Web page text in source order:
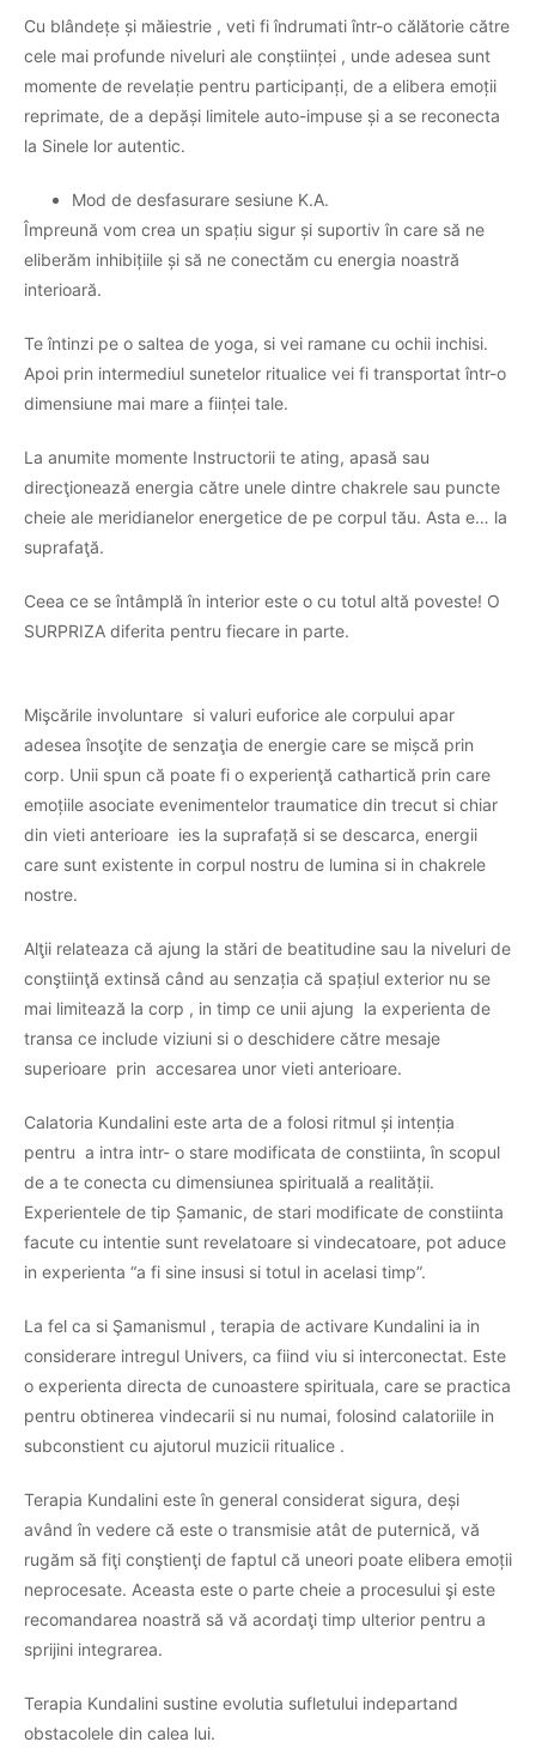
Cu blândețe și măiestrie , veti fi îndrumati într-o călătorie către
cele mai profunde niveluri ale conștiinței , unde adesea sunt
momente de revelație pentru participanți, de a elibera emoții
reprimate, de a depăși limitele auto-impuse și a se reconecta
la Sinele lor autentic.
Mod de desfasurare sesiune K.A.
Împreună vom crea un spațiu sigur și suportiv în care să ne
eliberăm inhibițiile și să ne conectăm cu energia noastră
interioară.
Te întinzi pe o saltea de yoga, si vei ramane cu ochii inchisi.
Apoi prin intermediul sunetelor ritualice vei fi transportat într-o
dimensiune mai mare a ființei tale.
La anumite momente Instructorii te ating, apasă sau
direcţionează energia către unele dintre chakrele sau puncte
cheie ale meridianelor energetice de pe corpul tău. Asta e… la
suprafaţă.
Ceea ce se întâmplă în interior este o cu totul altă poveste! O
SURPRIZA diferita pentru fiecare in parte.
Mişcările involuntare si valuri euforice ale corpului apar
adesea însoţite de senzaţia de energie care se mișcă prin
corp. Unii spun că poate fi o experienţă cathartică prin care
emoțiile asociate evenimentelor traumatice din trecut si chiar
din vieti anterioare ies la suprafață si se descarca, energii
care sunt existente in corpul nostru de lumina si in chakrele
nostre.
Alţii relateaza că ajung la stări de beatitudine sau la niveluri de
conştiinţă extinsă când au senzația că spațiul exterior nu se
mai limitează la corp , in timp ce unii ajung la experienta de
transa ce include viziuni si o deschidere către mesaje
superioare prin accesarea unor vieti anterioare.
Calatoria Kundalini este arta de a folosi ritmul și intenția
pentru a intra intr- o stare modificata de constiinta, în scopul
de a te conecta cu dimensiunea spirituală a realității.
Experientele de tip Șamanic, de stari modificate de constiinta
facute cu intentie sunt revelatoare si vindecatoare, pot aduce
in experienta “a fi sine insusi si totul in acelasi timp”.
La fel ca si Şamanismul , terapia de activare Kundalini ia in
considerare intregul Univers, ca fiind viu si interconectat. Este
o experienta directa de cunoastere spirituala, care se practica
pentru obtinerea vindecarii si nu numai, folosind calatoriile in
subconstient cu ajutorul muzicii ritualice .
Terapia Kundalini este în general considerat sigura, deși
având în vedere că este o transmisie atât de puternică, vă
rugăm să fiţi conştienţi de faptul că uneori poate elibera emoții
neprocesate. Aceasta este o parte cheie a procesului şi este
recomandarea noastră să vă acordaţi timp ulterior pentru a
sprijini integrarea.
Terapia Kundalini sustine evolutia sufletului indepartand
obstacolele din calea lui.